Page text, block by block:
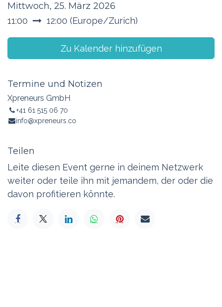
Mittwoch, 25. März 2026
11:00 12:00 (Europe/Zurich)
Zu Kalender hinzufügen
Termine und Notizen
Xpreneurs GmbH
+41 61 515 06 70
info@xpreneurs.co
Teilen
Leite diesen Event gerne in deinem Netzwerk
weiter oder teile ihn mit jemandem, der oder die
davon profitieren könnte.